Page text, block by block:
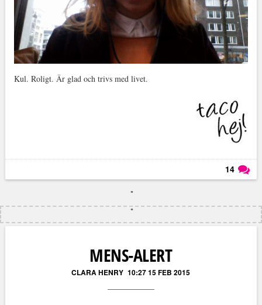
Kul. Roligt. Är glad och trivs med livet.
14
MENS-ALERT
CLARA HENRY 10:27 15 FEB 2015